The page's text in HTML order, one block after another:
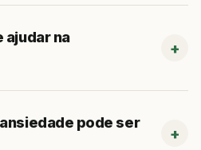
ajudar na
pode ser